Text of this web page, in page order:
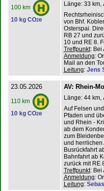
100 km
10 kg CO2e
Länge: 33 km,
von Bhf.
Osterspai.
RB 27 und
10 und RE 8.
Treffpunkt: Bei
Anmeldung:
Mail an den
Leitung: Jens
23.05.2026
110 km
10 kg CO2e
AV: Rhein-
Länge: 44 km,
Auf Felsen
Pfaden und
und Rhein -
ab dem
zum
und herrlichen
Busrückfahrt
Bahnfahrt ab
zurück mit RE
Treffpunkt: Bei
Anmeldung:
Leitung: